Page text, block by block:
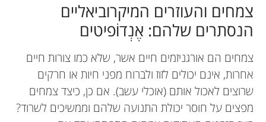
צמחים והעוזרים המיקרוביאליים
הנסתרים שלהם: אֶנְדוֺפיטים
צמחים הם אורגניזמים חיים אשר, שלא כמו צורות חיים
אחרות, אינם יכולים לזוז ולברוח מפני חיות או חרקים
שרוצים לאכול אותם (אוכלי עשב). אם כן, כיצד צמחים
מפצים על חוסר יכולת התנועה שלהם וממשיכים לשרוד?